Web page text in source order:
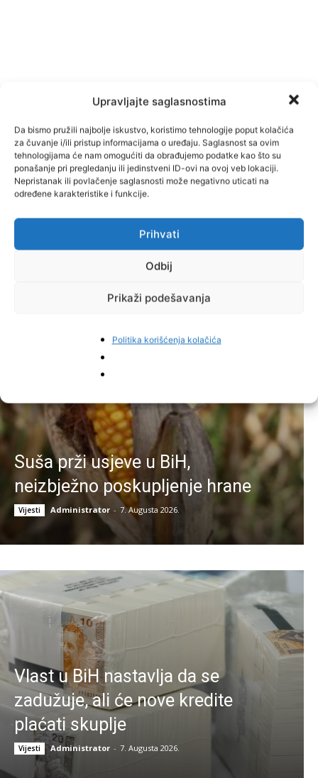
Upravljajte saglasnostima
Da bismo pružili najbolje iskustvo, koristimo tehnologije poput kolačića
za čuvanje i/ili pristup informacijama o uređaju. Saglasnost sa ovim
tehnologijama će nam omogućiti da obrađujemo podatke kao što su
ponašanje pri pregledanju ili jedinstveni ID-ovi na ovoj veb lokaciji.
Nepristanak ili povlačenje saglasnosti može negativno uticati na
određene karakteristike i funkcije.
Prihvati
Odbij
Prikaži podešavanja
Politika korišćenja kolačića
Najnovije vijesti
Suša prži usjeve u BiH,
neizbježno poskupljenje hrane
Vijesti Administrator - 7. Augusta 2026.
Vlast u BiH nastavlja da se
zadužuje, ali će nove kredite
plaćati skuplje
Vijesti Administrator - 7. Augusta 2026.